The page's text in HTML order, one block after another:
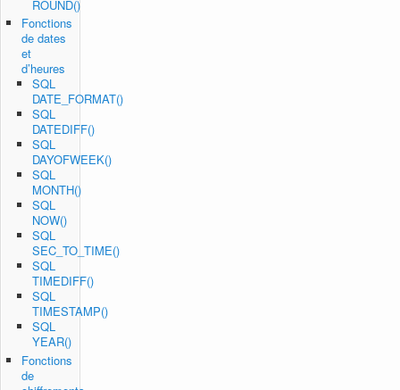
ROUND()
Fonctions
de dates
et
d’heures
SQL
DATE_FORMAT()
SQL
DATEDIFF()
SQL
DAYOFWEEK()
SQL
MONTH()
SQL
NOW()
SQL
SEC_TO_TIME()
SQL
TIMEDIFF()
SQL
TIMESTAMP()
SQL
YEAR()
Fonctions
de